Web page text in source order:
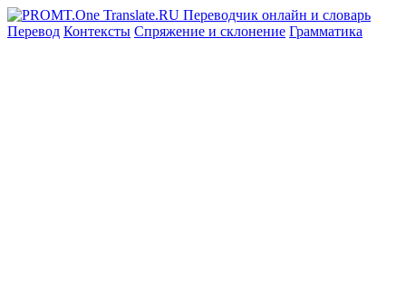
Перевод Контексты Спряжение и склонение Грамматика